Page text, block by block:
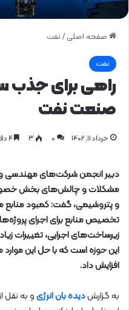
صفحه اصلی / نفت
نفت
راهی برای جذب
صنعت نفت
خرداد ۱۱, ۱۴۰۲ 0 ۳
دبیر انجمن شرکت‌های مهندسی و
مشکلات و چالش‌های بخش
و پتروشیمی، گفت: کمبود
تخصیص منابع برای اجرای
زیرساخت‌های اجرایی، تغییرات
این حوزه است که با حل این موارد
افزایش داد.
به گزارشدیده بان انرژیو به نقل